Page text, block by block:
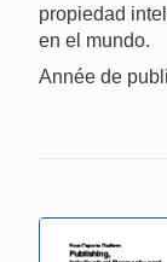
propiedad
en el mundo.
Année de